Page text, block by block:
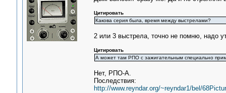
Цитировать
Какова серия была, время между выстрелами?
2 или 3 выстрела, точно не помню, надо
Цитировать
А может там РПО с зажигательным специально
Нет, РПО-А.
Последствия:
http://www.reyndar.org/~reyndar1/bel/